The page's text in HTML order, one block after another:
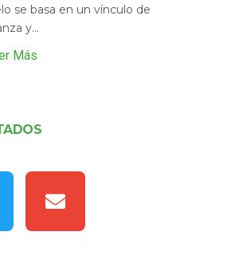
se basa en un vínculo de
y...
Más